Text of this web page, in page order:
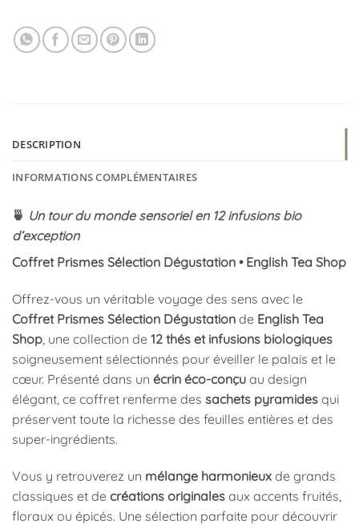
DESCRIPTION
INFORMATIONS COMPLÉMENTAIRES
🍵 Un tour du monde sensoriel en 12 infusions bio
d’exception
Coffret Prismes Sélection Dégustation • English Tea Shop
Offrez-vous un véritable voyage des sens avec le
Coffret Prismes Sélection Dégustation de English Tea
Shop, une collection de 12 thés et infusions biologiques
soigneusement sélectionnés pour éveiller le palais et le
cœur. Présenté dans un écrin éco-conçu au design
élégant, ce coffret renferme des sachets pyramides qui
préservent toute la richesse des feuilles entières et des
super-ingrédients.
Vous y retrouverez un mélange harmonieux de grands
classiques et de créations originales aux accents fruités,
floraux ou épicés. Une sélection parfaite pour découvrir